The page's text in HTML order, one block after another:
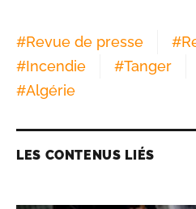
#Revue de presse #
#Incendie #Tanger
#Algérie
LES CONTENUS LIÉS